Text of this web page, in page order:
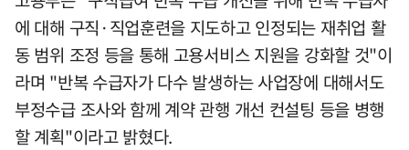
에 대해 구직·직업훈련을 지도하고 인정되는 재취업 활
동 범위 조정 등을 통해 고용서비스 지원을 강화할 것"이
라며 "반복 수급자가 다수 발생하는 사업장에 대해서도
부정수급 조사와 함께 계약 관행 개선 컨설팅 등을 병행
할 계획"이라고 밝혔다.